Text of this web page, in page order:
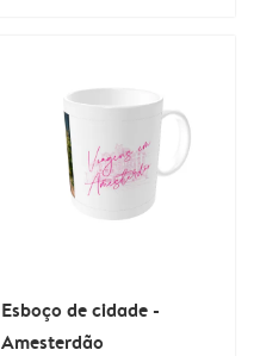
Esboço de cidade -
Amesterdão